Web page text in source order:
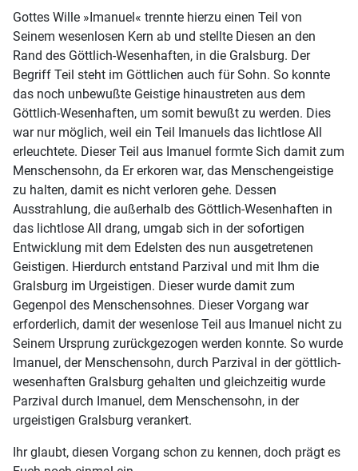
Gottes Wille »Imanuel« trennte hierzu einen Teil von
Seinem wesenlosen Kern ab und stellte Diesen an den
Rand des Göttlich-Wesenhaften, in die Gralsburg. Der
Begriff Teil steht im Göttlichen auch für Sohn. So konnte
das noch unbewußte Geistige hinaustreten aus dem
Göttlich-Wesenhaften, um somit bewußt zu werden. Dies
war nur möglich, weil ein Teil Imanuels das lichtlose All
erleuchtete. Dieser Teil aus Imanuel formte Sich damit zum
Menschensohn, da Er erkoren war, das Menschengeistige
zu halten, damit es nicht verloren gehe. Dessen
Ausstrahlung, die außerhalb des Göttlich-Wesenhaften in
das lichtlose All drang, umgab sich in der sofortigen
Entwicklung mit dem Edelsten des nun ausgetretenen
Geistigen. Hierdurch entstand Parzival und mit Ihm die
Gralsburg im Urgeistigen. Dieser wurde damit zum
Gegenpol des Menschensohnes. Dieser Vorgang war
erforderlich, damit der wesenlose Teil aus Imanuel nicht zu
Seinem Ursprung zurückgezogen werden konnte. So wurde
Imanuel, der Menschensohn, durch Parzival in der göttlich-
wesenhaften Gralsburg gehalten und gleichzeitig wurde
Parzival durch Imanuel, dem Menschensohn, in der
urgeistigen Gralsburg verankert.
Ihr glaubt, diesen Vorgang schon zu kennen, doch prägt es